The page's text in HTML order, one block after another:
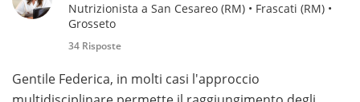
Nutrizionista a San Cesareo (RM) • Frascati (RM) •
Grosseto
34 Risposte
Gentile Federica, in molti casi l'approccio